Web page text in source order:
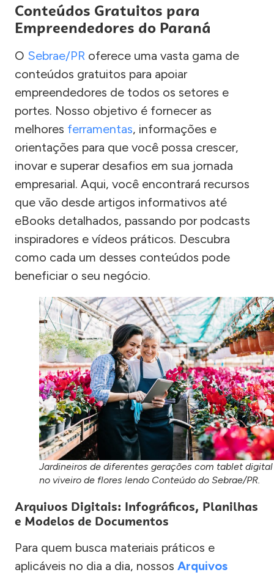
Conteúdos Gratuitos para
Empreendedores do Paraná
O Sebrae/PR oferece uma vasta gama de
conteúdos gratuitos para apoiar
empreendedores de todos os setores e
portes. Nosso objetivo é fornecer as
melhores ferramentas, informações e
orientações para que você possa crescer,
inovar e superar desafios em sua jornada
empresarial. Aqui, você encontrará recursos
que vão desde artigos informativos até
eBooks detalhados, passando por podcasts
inspiradores e vídeos práticos. Descubra
como cada um desses conteúdos pode
beneficiar o seu negócio.
Jardineiros de diferentes gerações com tablet digital
no viveiro de flores lendo Conteúdo do Sebrae/PR.
Arquivos Digitais: Infográficos, Planilhas
e Modelos de Documentos
Para quem busca materiais práticos e
aplicáveis no dia a dia, nossos Arquivos